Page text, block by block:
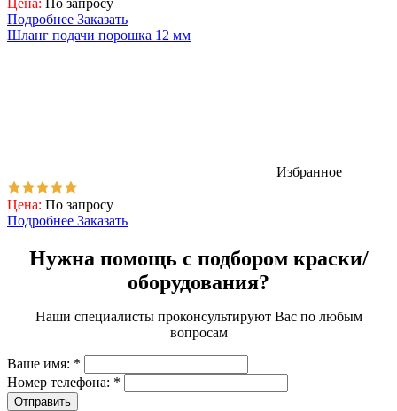
Подробнее Заказать
Шланг подачи порошка 12 мм
Избранное
Цена: По запросу
Подробнее Заказать
Нужна помощь с подбором краски/
оборудования?
Наши специалисты проконсультируют Вас по любым
вопросам
Ваше имя: *
Номер телефона: *